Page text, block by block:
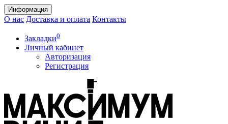
Информация
О нас Доставка и оплата Контакты
Закладки0
Личный кабинет
Авторизация
Регистрация